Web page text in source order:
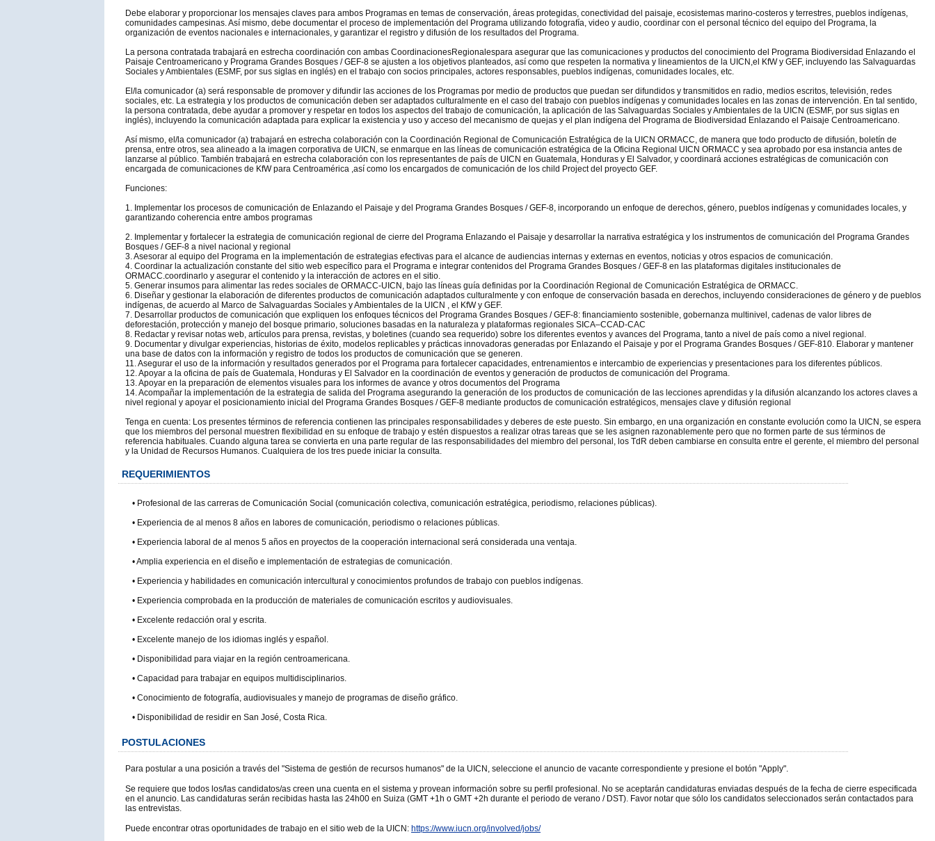
Debe elaborar y proporcionar los mensajes claves para ambos Programas en temas de conservación, áreas protegidas, conectividad del paisaje, ecosistemas marino-costeros y terrestres, pueblos indígenas,
comunidades campesinas. Así mismo, debe documentar el proceso de implementación del Programa utilizando fotografía, video y audio, coordinar con el personal técnico del equipo del Programa, la
organización de eventos nacionales e internacionales, y garantizar el registro y difusión de los resultados del Programa.
La persona contratada trabajará en estrecha coordinación con ambas CoordinacionesRegionalespara asegurar que las comunicaciones y productos del conocimiento del Programa Biodiversidad Enlazando el
Paisaje Centroamericano y Programa Grandes Bosques / GEF-8 se ajusten a los objetivos planteados, así como que respeten la normativa y lineamientos de la UICN,el KfW y GEF, incluyendo las Salvaguardas
Sociales y Ambientales (ESMF, por sus siglas en inglés) en el trabajo con socios principales, actores responsables, pueblos indígenas, comunidades locales, etc.
El/la comunicador (a) será responsable de promover y difundir las acciones de los Programas por medio de productos que puedan ser difundidos y transmitidos en radio, medios escritos, televisión, redes
sociales, etc. La estrategia y los productos de comunicación deben ser adaptados culturalmente en el caso del trabajo con pueblos indígenas y comunidades locales en las zonas de intervención. En tal sentido,
la persona contratada, debe ayudar a promover y respetar en todos los aspectos del trabajo de comunicación, la aplicación de las Salvaguardas Sociales y Ambientales de la UICN (ESMF, por sus siglas en
inglés), incluyendo la comunicación adaptada para explicar la existencia y uso y acceso del mecanismo de quejas y el plan indígena del Programa de Biodiversidad Enlazando el Paisaje Centroamericano.
Así mismo, el/la comunicador (a) trabajará en estrecha colaboración con la Coordinación Regional de Comunicación Estratégica de la UICN ORMACC, de manera que todo producto de difusión, boletín de
prensa, entre otros, sea alineado a la imagen corporativa de UICN, se enmarque en las líneas de comunicación estratégica de la Oficina Regional UICN ORMACC y sea aprobado por esa instancia antes de
lanzarse al público. También trabajará en estrecha colaboración con los representantes de país de UICN en Guatemala, Honduras y El Salvador, y coordinará acciones estratégicas de comunicación con
encargada de comunicaciones de KfW para Centroamérica ,así como los encargados de comunicación de los child Project del proyecto GEF.
Funciones:
1. Implementar los procesos de comunicación de Enlazando el Paisaje y del Programa Grandes Bosques / GEF-8, incorporando un enfoque de derechos, género, pueblos indígenas y comunidades locales, y
garantizando coherencia entre ambos programas
2. Implementar y fortalecer la estrategia de comunicación regional de cierre del Programa Enlazando el Paisaje y desarrollar la narrativa estratégica y los instrumentos de comunicación del Programa Grandes
Bosques / GEF-8 a nivel nacional y regional
3. Asesorar al equipo del Programa en la implementación de estrategias efectivas para el alcance de audiencias internas y externas en eventos, noticias y otros espacios de comunicación.
4. Coordinar la actualización constante del sitio web específico para el Programa e integrar contenidos del Programa Grandes Bosques / GEF-8 en las plataformas digitales institucionales de
ORMACC.coordinarlo y asegurar el contenido y la interacción de actores en el sitio.
5. Generar insumos para alimentar las redes sociales de ORMACC-UICN, bajo las líneas guía definidas por la Coordinación Regional de Comunicación Estratégica de ORMACC.
6. Diseñar y gestionar la elaboración de diferentes productos de comunicación adaptados culturalmente y con enfoque de conservación basada en derechos, incluyendo consideraciones de género y de pueblos
indígenas, de acuerdo al Marco de Salvaguardas Sociales y Ambientales de la UICN , el KfW y GEF.
7. Desarrollar productos de comunicación que expliquen los enfoques técnicos del Programa Grandes Bosques / GEF-8: financiamiento sostenible, gobernanza multinivel, cadenas de valor libres de
deforestación, protección y manejo del bosque primario, soluciones basadas en la naturaleza y plataformas regionales SICA–CCAD-CAC
8. Redactar y revisar notas web, artículos para prensa, revistas, y boletines (cuando sea requerido) sobre los diferentes eventos y avances del Programa, tanto a nivel de país como a nivel regional.
9. Documentar y divulgar experiencias, historias de éxito, modelos replicables y prácticas innovadoras generadas por Enlazando el Paisaje y por el Programa Grandes Bosques / GEF-810. Elaborar y mantener
una base de datos con la información y registro de todos los productos de comunicación que se generen.
11. Asegurar el uso de la información y resultados generados por el Programa para fortalecer capacidades, entrenamientos e intercambio de experiencias y presentaciones para los diferentes públicos.
12. Apoyar a la oficina de país de Guatemala, Honduras y El Salvador en la coordinación de eventos y generación de productos de comunicación del Programa.
13. Apoyar en la preparación de elementos visuales para los informes de avance y otros documentos del Programa
14. Acompañar la implementación de la estrategia de salida del Programa asegurando la generación de los productos de comunicación de las lecciones aprendidas y la difusión alcanzando los actores claves a
nivel regional y apoyar el posicionamiento inicial del Programa Grandes Bosques / GEF-8 mediante productos de comunicación estratégicos, mensajes clave y difusión regional
Tenga en cuenta: Los presentes términos de referencia contienen las principales responsabilidades y deberes de este puesto. Sin embargo, en una organización en constante evolución como la UICN, se espera
que los miembros del personal muestren flexibilidad en su enfoque de trabajo y estén dispuestos a realizar otras tareas que se les asignen razonablemente pero que no formen parte de sus términos de
referencia habituales. Cuando alguna tarea se convierta en una parte regular de las responsabilidades del miembro del personal, los TdR deben cambiarse en consulta entre el gerente, el miembro del personal
y la Unidad de Recursos Humanos. Cualquiera de los tres puede iniciar la consulta.
REQUERIMIENTOS
• Profesional de las carreras de Comunicación Social (comunicación colectiva, comunicación estratégica, periodismo, relaciones públicas).
• Experiencia de al menos 8 años en labores de comunicación, periodismo o relaciones públicas.
• Experiencia laboral de al menos 5 años en proyectos de la cooperación internacional será considerada una ventaja.
• Amplia experiencia en el diseño e implementación de estrategias de comunicación.
• Experiencia y habilidades en comunicación intercultural y conocimientos profundos de trabajo con pueblos indígenas.
• Experiencia comprobada en la producción de materiales de comunicación escritos y audiovisuales.
• Excelente redacción oral y escrita.
• Excelente manejo de los idiomas inglés y español.
• Disponibilidad para viajar en la región centroamericana.
• Capacidad para trabajar en equipos multidisciplinarios.
• Conocimiento de fotografía, audiovisuales y manejo de programas de diseño gráfico.
• Disponibilidad de residir en San José, Costa Rica.
POSTULACIONES
Para postular a una posición a través del "Sistema de gestión de recursos humanos" de la UICN, seleccione el anuncio de vacante correspondiente y presione el botón "Apply".
Se requiere que todos los/las candidatos/as creen una cuenta en el sistema y provean información sobre su perfil profesional. No se aceptarán candidaturas enviadas después de la fecha de cierre especificada
en el anuncio. Las candidaturas serán recibidas hasta las 24h00 en Suiza (GMT +1h o GMT +2h durante el periodo de verano / DST). Favor notar que sólo los candidatos seleccionados serán contactados para
las entrevistas.
Puede encontrar otras oportunidades de trabajo en el sitio web de la UICN: https://www.iucn.org/involved/jobs/